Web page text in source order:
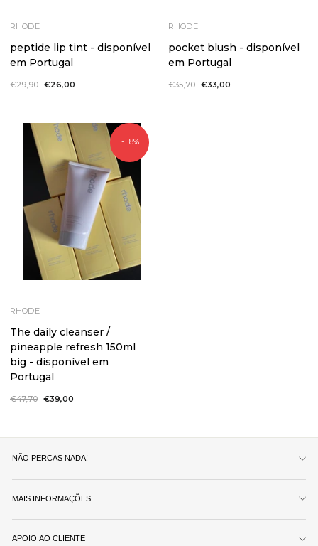
RHODE
peptide lip tint - disponível
em Portugal
Preço
€29,90 Preço
€26,00
RHODE
pocket blush - disponível
em Portugal
Preço
€35,70 Preço
€33,00
- 18%
RHODE
The daily cleanser /
pineapple refresh 150ml
big - disponível em
Portugal
Preço
€47,70 Preço
€39,00
NÃO PERCAS NADA!
MAIS INFORMAÇÕES
APOIO AO CLIENTE